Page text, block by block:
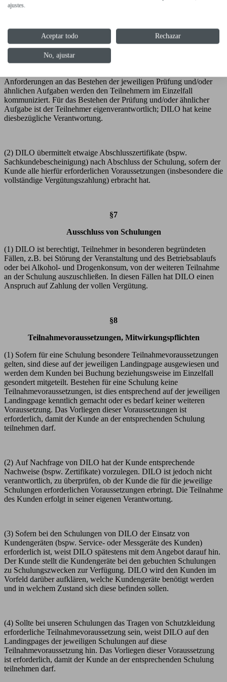
Landingpage genannten Abschlüsse (bspw. Zertifikate) zu erhalten.
Anwesenheit an allen Schulungsterminen zu den kommunizierten
Schulungszeiten) an der gebuchten Schulung. Sofern der Abschluss
mit einer Prüfung und/oder ähnlichen Aufgaben (bspw. bewertete
Gruppenarbeit) verbunden ist, ist überdies das Bestehen der Prüfung
und/oder ähnlichen Aufgaben erforderlich, um den entsprechenden
Anforderungen an das Bestehen der jeweiligen Prüfung und/oder
ähnlichen Aufgaben werden den Teilnehmern im Einzelfall
kommuniziert. Für das Bestehen der Prüfung und/oder ähnlicher
Aufgabe ist der Teilnehmer eigenverantwortlich; DILO hat keine
diesbezügliche Verantwortung.
(2) DILO übermittelt etwaige Abschlusszertifikate (bspw.
Sachkundebescheinigung) nach Abschluss der Schulung, sofern der
Kunde alle hierfür erforderlichen Voraussetzungen (insbesondere die
vollständige Vergütungszahlung) erbracht hat.
§7
Ausschluss von Schulungen
(1) DILO ist berechtigt, Teilnehmer in besonderen begründeten
Fällen, z.B. bei Störung der Veranstaltung und des Betriebsablaufs
oder bei Alkohol- und Drogenkonsum, von der weiteren Teilnahme
an der Schulung auszuschließen. In diesen Fällen hat DILO einen
Anspruch auf Zahlung der vollen Vergütung.
§8
Teilnahmevoraussetzungen, Mitwirkungspflichten
(1) Sofern für eine Schulung besondere Teilnahmevoraussetzungen
gelten, sind diese auf der jeweiligen Landingpage ausgewiesen und
werden dem Kunden bei Buchung beziehungsweise im Einzelfall
gesondert mitgeteilt. Bestehen für eine Schulung keine
Teilnahmevoraussetzungen, ist dies entsprechend auf der jeweiligen
Landingpage kenntlich gemacht oder es bedarf keiner weiteren
Voraussetzung. Das Vorliegen dieser Voraussetzungen ist
erforderlich, damit der Kunde an der entsprechenden Schulung
teilnehmen darf.
(2) Auf Nachfrage von DILO hat der Kunde entsprechende
Nachweise (bspw. Zertifikate) vorzulegen. DILO ist jedoch nicht
verantwortlich, zu überprüfen, ob der Kunde die für die jeweilige
Schulungen erforderlichen Voraussetzungen erbringt. Die Teilnahme
des Kunden erfolgt in seiner eigenen Verantwortung.
(3) Sofern bei den Schulungen von DILO der Einsatz von
Kundengeräten (bspw. Service- oder Messgeräte des Kunden)
erforderlich ist, weist DILO spätestens mit dem Angebot darauf hin.
Der Kunde stellt die Kundengeräte bei den gebuchten Schulungen
zu Schulungszwecken zur Verfügung. DILO wird den Kunden im
Vorfeld darüber aufklären, welche Kundengeräte benötigt werden
und in welchem Zustand sich diese befinden sollen.
(4) Sollte bei unseren Schulungen das Tragen von Schutzkleidung
erforderliche Teilnahmevoraussetzung sein, weist DILO auf den
Landingpages der jeweiligen Schulungen auf diese
Teilnahmevoraussetzung hin. Das Vorliegen dieser Voraussetzung
ist erforderlich, damit der Kunde an der entsprechenden Schulung
teilnehmen darf.
ajustes.
Aceptar todo Rechazar
No, ajustar